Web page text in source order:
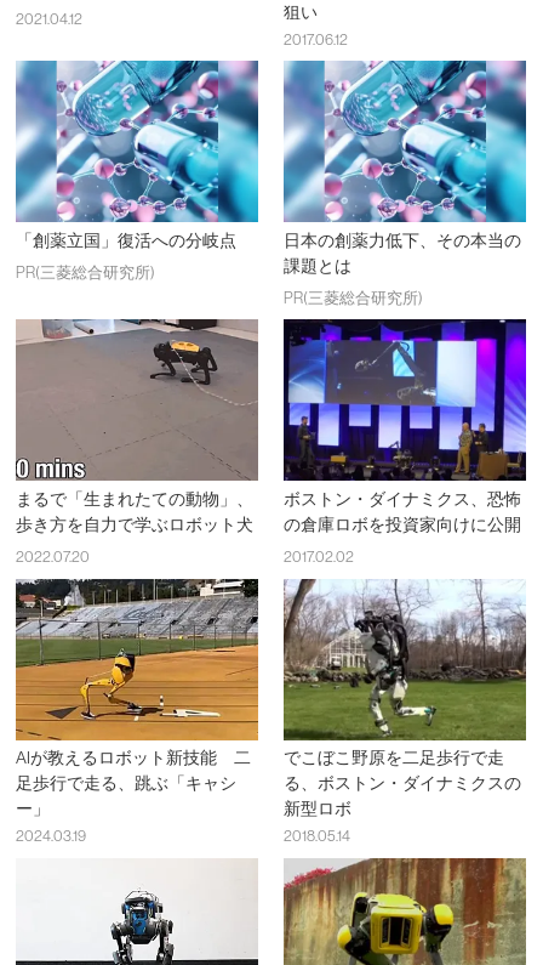
2021.04.12
狙い
2017.06.12
「創薬立国」復活への分岐点
PR(三菱総合研究所)
日本の創薬力低下、その本当の
課題とは
PR(三菱総合研究所)
まるで「生まれたての動物」、
歩き方を自力で学ぶロボット犬
2022.07.20
ボストン・ダイナミクス、恐怖
の倉庫ロボを投資家向けに公開
2017.02.02
AIが教えるロボット新技能 二
足歩行で走る、跳ぶ「キャシ
ー」
2024.03.19
でこぼこ野原を二足歩行で走
る、ボストン・ダイナミクスの
新型ロボ
2018.05.14